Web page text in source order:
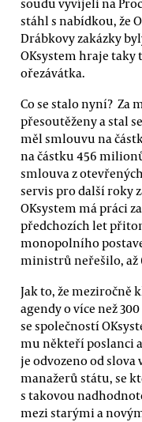
stáhl s nabídkou, že
Drábkovy zakázky
OKsystem hraje taky
ořezávátka.
Co se stalo nyní? Za
přesoutěženy a stal
měl smlouvu na
na částku 456
smlouva z
servis pro další roky
OKsystem má práci
předchozích let
monopolního
ministrů neřešilo,
Jak to, že meziročně
agendy o více než
se společností
mu někteří poslanci
je odvozeno od slova
manažerů státu, se
s takovou
mezi starými a